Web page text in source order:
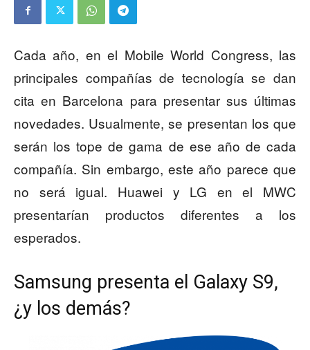
Cada año, en el Mobile World Congress, las
principales compañías de tecnología se dan
cita en Barcelona para presentar sus últimas
novedades. Usualmente, se presentan los que
serán los tope de gama de ese año de cada
compañía. Sin embargo, este año parece que
no será igual. Huawei y LG en el MWC
presentarían productos diferentes a los
esperados.
Samsung presenta el Galaxy S9,
¿y los demás?